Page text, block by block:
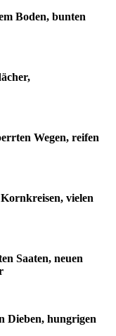
Boden, bunten
Wegen, reifen
vielen
Saaten, neuen
Dieben, hungrigen